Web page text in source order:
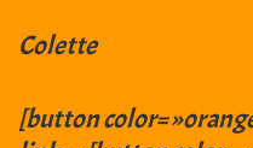
Colette
[button color=